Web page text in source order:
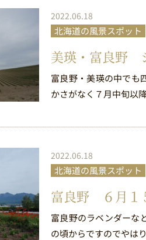
2022.06.18
北海道の風景スポット
美瑛・富良野
富良野・美瑛の中でも
かさがなく７月中旬以
2022.06.18
北海道の風景スポット
富良野 ６月１
富良野のラベンダーな
の頃からですのでやは